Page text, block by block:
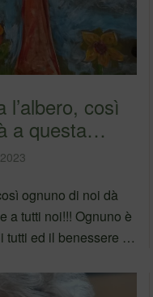
così
a questa
ognuno di noi dà
a tutti noi!!! Ognuno è
tutti ed il benessere di